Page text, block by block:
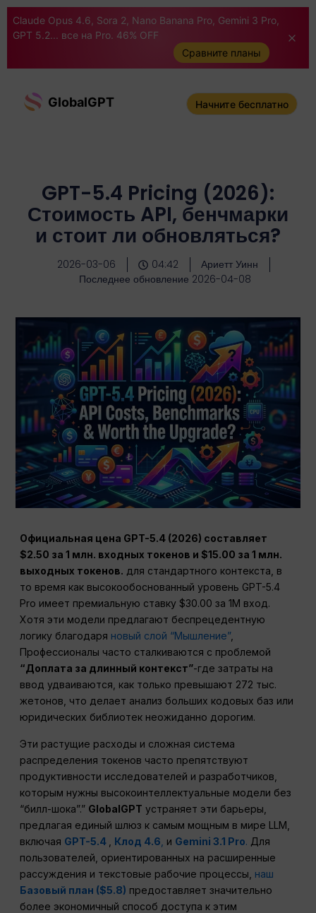
Claude Opus 4.6, Sora 2, Nano Banana Pro, Gemini 3 Pro,
GPT 5.2... все на Pro. 46% OFF
Сравните планы
GlobalGPT Начните бесплатно
GPT-5.4 Pricing (2026):
Стоимость API, бенчмарки
и стоит ли обновляться?
2026-03-06 04:42
Ариетт Уинн
Последнее обновление 2026-04-08
Официальная цена GPT-5.4 (2026) составляет
$2.50 за 1 млн. входных токенов и $15.00 за 1 млн.
выходных токенов. для стандартного контекста, в
то время как высокообоснованный уровень GPT-5.4
Pro имеет премиальную ставку $30.00 за 1M вход.
Хотя эти модели предлагают беспрецедентную
логику благодаря новый слой “Мышление”,
Профессионалы часто сталкиваются с проблемой
“Доплата за длинный контекст”-где затраты на
ввод удваиваются, как только превышают 272 тыс.
жетонов, что делает анализ больших кодовых баз или
юридических библиотек неожиданно дорогим.
Эти растущие расходы и сложная система
распределения токенов часто препятствуют
продуктивности исследователей и разработчиков,
которым нужны высокоинтеллектуальные модели без
“билл-шока”.” GlobalGPT устраняет эти барьеры,
предлагая единый шлюз к самым мощным в мире LLM,
включая GPT-5.4 Клод 4.6 и Gemini 3.1 Pro. Для
пользователей, ориентированных на расширенные
рассуждения и текстовые рабочие процессы, наш
Базовый план ($5.8) предоставляет значительно
более экономичный способ доступа к этим